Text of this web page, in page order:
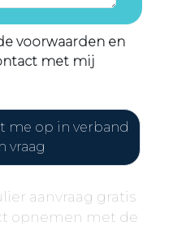
voorwaarden en
met mij
me op in verband
vraag
aanvraag gratis
opnemen met de